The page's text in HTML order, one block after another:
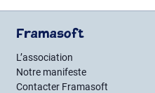
Framasoft
L’association
Notre manifeste
Contacter Framasoft